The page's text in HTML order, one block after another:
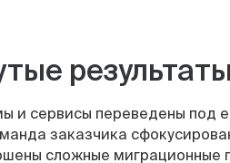
и сервисы переведены под
заказчика
сложные миграционные